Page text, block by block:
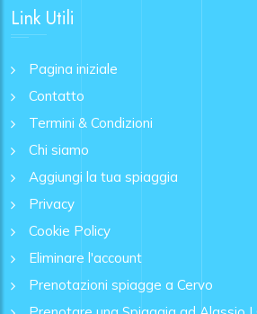
Link Utili
Pagina iniziale
Contatto
Termini & Condizioni
Chi siamo
Aggiungi la tua spiaggia
Privacy
Cookie Policy
Eliminare l'account
Prenotazioni spiagge a Cervo